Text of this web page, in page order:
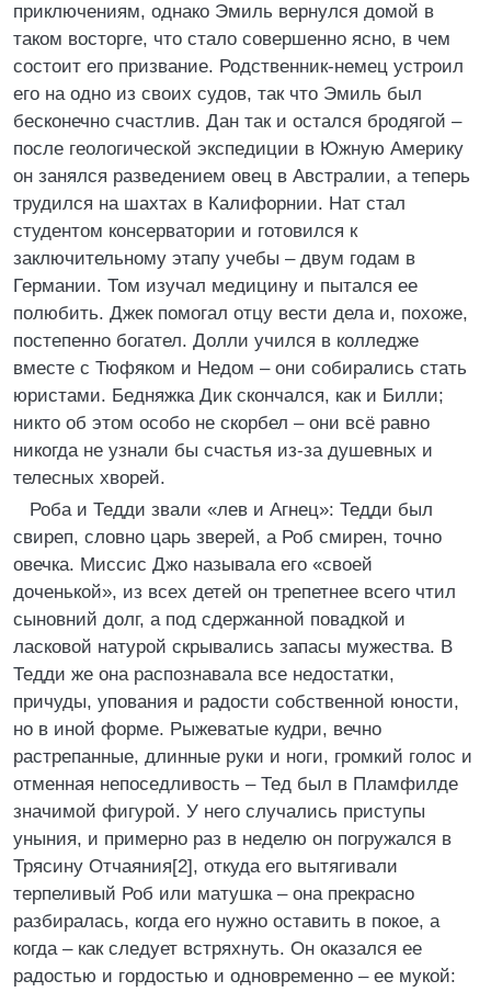
приключениям, однако Эмиль вернулся домой в
таком восторге, что стало совершенно ясно, в чем
состоит его призвание. Родственник-немец устроил
его на одно из своих судов, так что Эмиль был
бесконечно счастлив. Дан так и остался бродягой –
после геологической экспедиции в Южную Америку
он занялся разведением овец в Австралии, а теперь
трудился на шахтах в Калифорнии. Нат стал
студентом консерватории и готовился к
заключительному этапу учебы – двум годам в
Германии. Том изучал медицину и пытался ее
полюбить. Джек помогал отцу вести дела и, похоже,
постепенно богател. Долли учился в колледже
вместе с Тюфяком и Недом – они собирались стать
юристами. Бедняжка Дик скончался, как и Билли;
никто об этом особо не скорбел – они всё равно
никогда не узнали бы счастья из-за душевных и
телесных хворей.
Роба и Тедди звали «лев и Агнец»: Тедди был
свиреп, словно царь зверей, а Роб смирен, точно
овечка. Миссис Джо называла его «своей
доченькой», из всех детей он трепетнее всего чтил
сыновний долг, а под сдержанной повадкой и
ласковой натурой скрывались запасы мужества. В
Тедди же она распознавала все недостатки,
причуды, упования и радости собственной юности,
но в иной форме. Рыжеватые кудри, вечно
растрепанные, длинные руки и ноги, громкий голос и
отменная непоседливость – Тед был в Пламфилде
значимой фигурой. У него случались приступы
уныния, и примерно раз в неделю он погружался в
Трясину Отчаяния[2], откуда его вытягивали
терпеливый Роб или матушка – она прекрасно
разбиралась, когда его нужно оставить в покое, а
когда – как следует встряхнуть. Он оказался ее
радостью и гордостью и одновременно – ее мукой: